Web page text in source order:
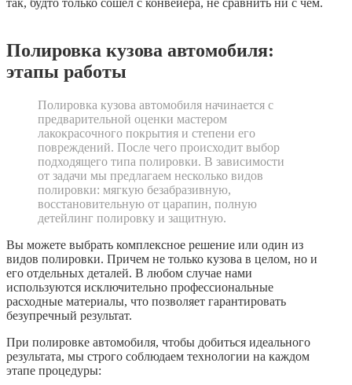
Полировка кузова автомобиля:
этапы работы
Полировка кузова автомобиля начинается с
предварительной оценки мастером
лакокрасочного покрытия и степени его
повреждений. После чего происходит выбор
подходящего типа полировки. В зависимости
от задачи мы предлагаем несколько видов
полировки: мягкую безабразивную,
восстановительную от царапин, полную
детейлинг полировку и защитную.
Вы можете выбрать комплексное решение или один из
видов полировки. Причем не только кузова в целом, но и
его отдельных деталей. В любом случае нами
используются исключительно профессиональные
расходные материалы, что позволяет гарантировать
безупречный результат.
При полировке автомобиля, чтобы добиться идеального
результата, мы строго соблюдаем технологии на каждом
этапе процедуры: